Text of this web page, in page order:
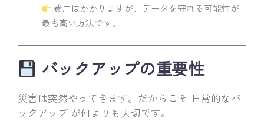
費用はかかりますが、データを守れる可能性が
最も高い方法です。
バックアップの重要性
災害は突然やってきます。だからこそ 日常的なバ
ックアップ が何よりも大切です。